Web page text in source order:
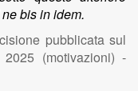
bis in idem.
pubblicata sul
(motivazioni) -